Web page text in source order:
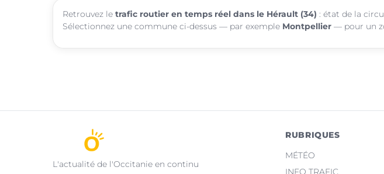
Retrouvez le trafic routier en temps réel dans le Hérault (34) : état de la
Sélectionnez une commune ci-dessus — par exemple Montpellier — pour un
L'actualité de l'Occitanie en continu
RUBRIQUES
MÉTÉO
INFO TRAFIC